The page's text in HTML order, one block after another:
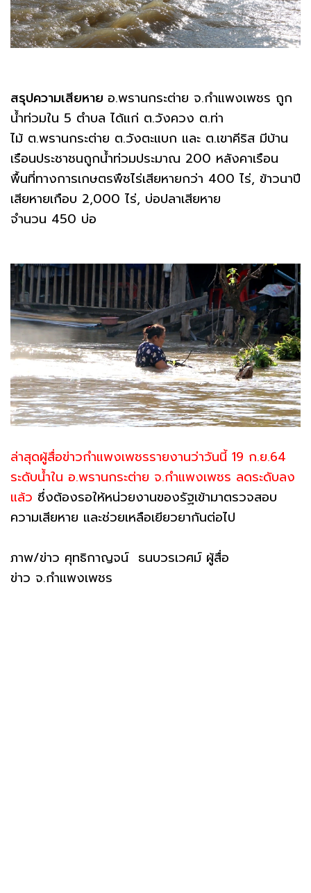
สรุปความเสียหาย อ.พรานกระต่าย จ.กำแพงเพชร ถูก
น้ำท่วมใน 5 ตำบล ได้แก่ ต.วังควง ต.ท่า
ไม้ ต.พรานกระต่าย ต.วังตะแบก และ ต.เขาคีริส มีบ้าน
เรือนประชาชนถูกน้ำท่วมประมาณ 200 หลังคาเรือน
พื้นที่ทางการเกษตรพืชไร่เสียหายกว่า 400 ไร่, ข้าวนาปี
เสียหายเกือบ 2,000 ไร่, บ่อปลาเสียหาย
จำนวน 450 บ่อ
ล่าสุดผู้สื่อข่าวกำแพงเพชรรายงานว่าวันนี้ 19 ก.ย.64
ระดับน้ำใน อ.พรานกระต่าย จ.กำแพงเพชร ลดระดับลง
แล้ว ซึ่งต้องรอให้หน่วยงานของรัฐเข้ามาตรวจสอบ
ความเสียหาย และช่วยเหลือเยียวยากันต่อไป
ภาพ/ข่าว ศุทธิกาญจน์ ธนบวรเวศม์ ผู้สื่อ
ข่าว จ.กำแพงเพชร